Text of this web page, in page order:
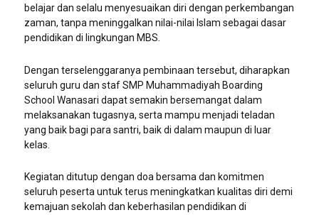
belajar dan selalu menyesuaikan diri dengan perkembangan
zaman, tanpa meninggalkan nilai-nilai Islam sebagai dasar
pendidikan di lingkungan MBS.
Dengan terselenggaranya pembinaan tersebut, diharapkan
seluruh guru dan staf SMP Muhammadiyah Boarding
School Wanasari dapat semakin bersemangat dalam
melaksanakan tugasnya, serta mampu menjadi teladan
yang baik bagi para santri, baik di dalam maupun di luar
kelas.
Kegiatan ditutup dengan doa bersama dan komitmen
seluruh peserta untuk terus meningkatkan kualitas diri demi
kemajuan sekolah dan keberhasilan pendidikan di